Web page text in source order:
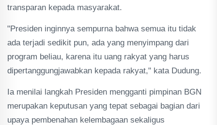
transparan kepada masyarakat.
"Presiden inginnya sempurna bahwa semua itu tidak
ada terjadi sedikit pun, ada yang menyimpang dari
program beliau, karena itu uang rakyat yang harus
dipertanggungjawabkan kepada rakyat," kata Dudung.
Ia menilai langkah Presiden mengganti pimpinan BGN
merupakan keputusan yang tepat sebagai bagian dari
upaya pembenahan kelembagaan sekaligus